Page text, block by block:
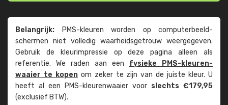
Belangrijk: PMS-kleuren worden op computer­beeld­
schermen niet volledig waarheids­­getrouw weer­gegeven.
Gebruik de kleur­impressie op deze pagina alleen als
referentie. We raden aan een fysieke PMS-kleuren­
waaier te kopenom zeker te zijn van de juiste kleur. U
heeft al een PMS-kleuren­waaier voor slechts €179,95
(exclusief BTW).